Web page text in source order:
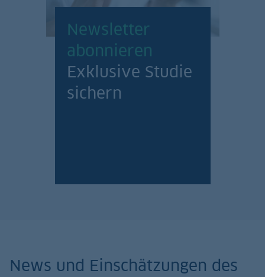
Newsletter
abonnieren
Exklusive Studie
sichern
News und Einschätzungen des